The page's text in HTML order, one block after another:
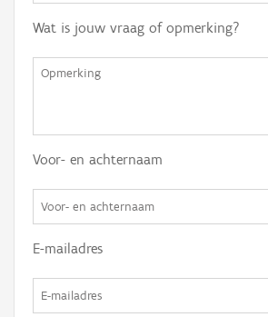
Wat is jouw vraag of opmerking?
Voor- en achternaam
E-mailadres